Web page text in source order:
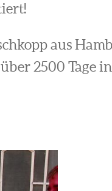
aus
2500 Tage